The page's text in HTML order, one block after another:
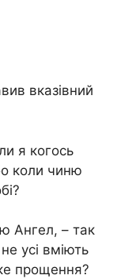
вказівний
я когось
коли чиню
Ангел, – так
усі вміють
прощення?